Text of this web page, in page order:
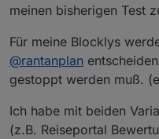
meinen bisherigen Test
Für meine Blocklys
@rantanplan
gestoppt werden muß.
Ich habe mit beiden
(z.B. Reiseportal